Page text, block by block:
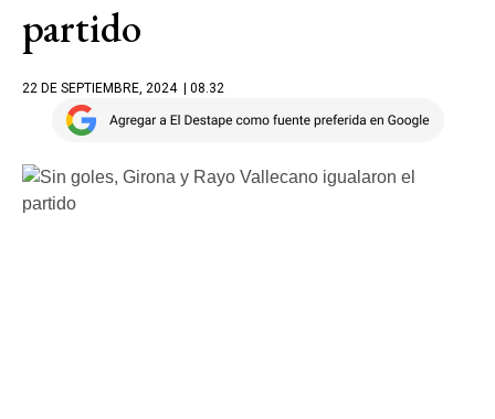
partido
22 DE SEPTIEMBRE, 2024 | 08.32